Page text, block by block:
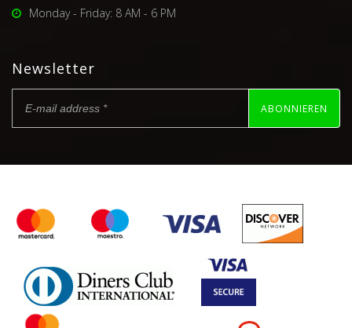
Monday - Friday: 8 AM - 6 PM
Newsletter
ABONNIEREN